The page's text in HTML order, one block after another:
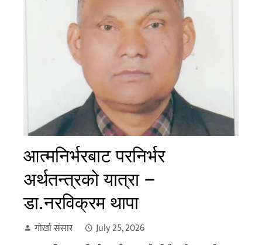
आत्मनिर्भरबाट परनिर्भर
अर्थतन्त्रको यात्रा –
डा.नरविक्रम थापा
गोर्खा संसार July 25, 2026